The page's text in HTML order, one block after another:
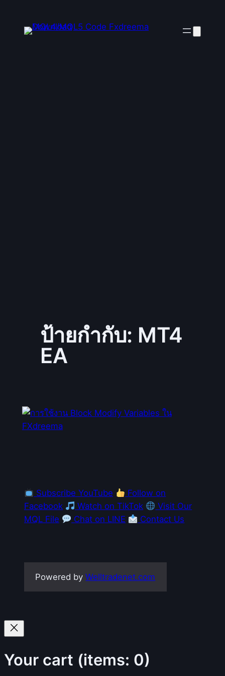
ป้ายกำกับ: MT4
EA
Subscribe YouTube
Follow on
Facebook
Watch on TikTok
Visit Our
MQL File
Chat on LINE Contact Us
Powered byWelltradenet.com
Your cart (items: 0)